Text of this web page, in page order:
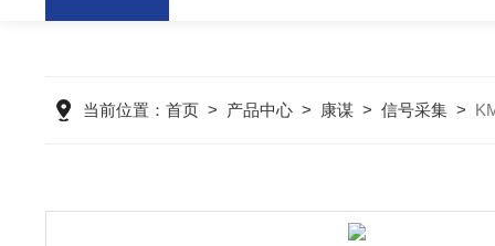
当前位置： 首页> 产品中心> 康谋> 信号采集>